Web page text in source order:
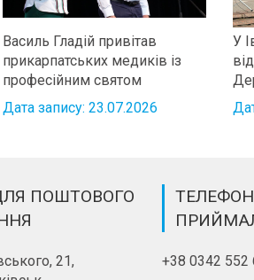
Василь Гладій привітав
прикарпатських медиків із
професійним святом
Дата запису: 23.07.2026
У
ПОШТОВОГО
21,
ТЕЛЕФОН
+38 0342 552